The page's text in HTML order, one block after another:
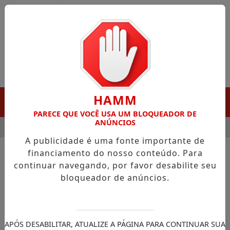
EM PORTO GRANDE COM ATUAÇÃO VOLTADA AO
NOTÍCIAS/SAÚDE
Anvisa determina
antibióticos
HAMM
PARECE QUE VOCÊ USA UM BLOQUEADOR DE
ANÚNCIOS
A publicidade é uma fonte importante de
financiamento do nosso conteúdo. Para
continuar navegando, por favor desabilite seu
bloqueador de anúncios.
APÓS DESABILITAR, ATUALIZE A PÁGINA PARA CONTINUAR SUA